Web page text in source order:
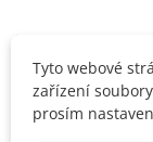
Detaily
SOUVISEJÍCÍ
Tyto webové
zařízení
prosím